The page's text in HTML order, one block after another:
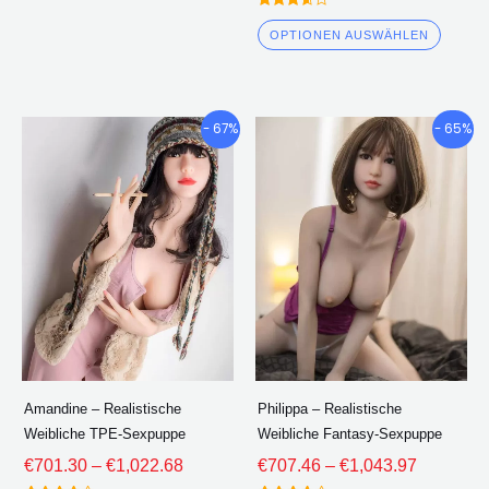
Bewertet
3.50
von 5
OPTIONEN AUSWÄHLEN
- 67%
Amandine – Realistische
Weibliche TPE-Sexpuppe
€701.30 – €1,022.68
Preisklasse:
€701.30
durch
€1,022.68
Dieses
Produkt
hat
mehrere
Varianten.
Die
Optionen
können
Produktseite
ausgewählt
werden
- 65%
Philippa – Realistische
Weibliche Fantasy-Sexpuppe
€707.46 – €1,043.97
€707.46
durch
auf